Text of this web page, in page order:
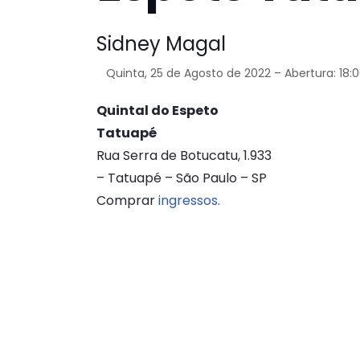
Sidney Magal
Quinta, 25 de Agosto de 2022 – Abertura:
Quintal do Espeto
Tatuapé
Rua Serra de Botucatu, 1.933
– Tatuapé – São Paulo – SP
Compraringressos.